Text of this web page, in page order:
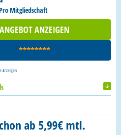
Mitgliedschaft
ANGEBOT ANZEIGEN
********
anzeigen
ab 5,99€ mtl.